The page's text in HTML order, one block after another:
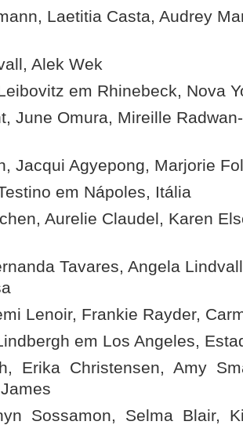
Laetitia Casta, Audrey
Alek Wek
em Rhinebeck, Nova
June Omura, Mireille
Jacqui Agyepong, Marjorie
em Nápoles, Itália
Aurelie Claudel, Karen
Tavares, Angela
Lenoir, Frankie Rayder,
em Los Angeles,
Erika Christensen, Amy
Sossamon, Selma Blair,